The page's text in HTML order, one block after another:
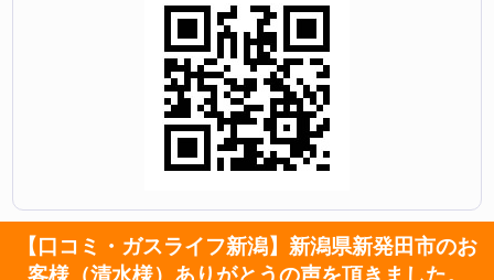
【口コミ・ガスライフ新潟】新潟県新発田市のお